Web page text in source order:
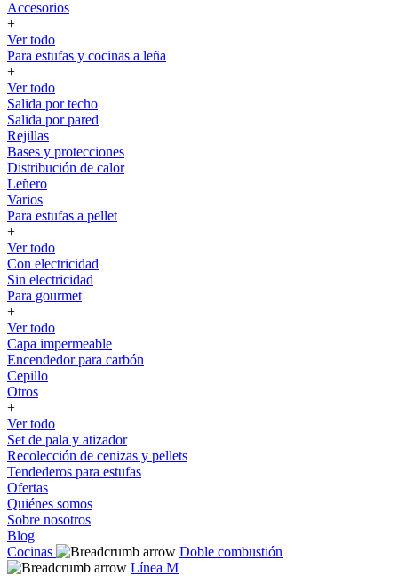
Accesorios
+
Ver todo
Para estufas y cocinas a leña
+
Ver todo
Salida por techo
Salida por pared
Rejillas
Bases y protecciones
Distribución de calor
Leñero
Varios
Para estufas a pellet
+
Ver todo
Con electricidad
Sin electricidad
Para gourmet
+
Ver todo
Capa impermeable
Encendedor para carbón
Cepillo
Otros
+
Ver todo
Set de pala y atizador
Recolección de cenizas y pellets
Tendederos para estufas
Ofertas
Quiénes somos
Sobre nosotros
Blog
Cocinas
Doble combustión
Línea M